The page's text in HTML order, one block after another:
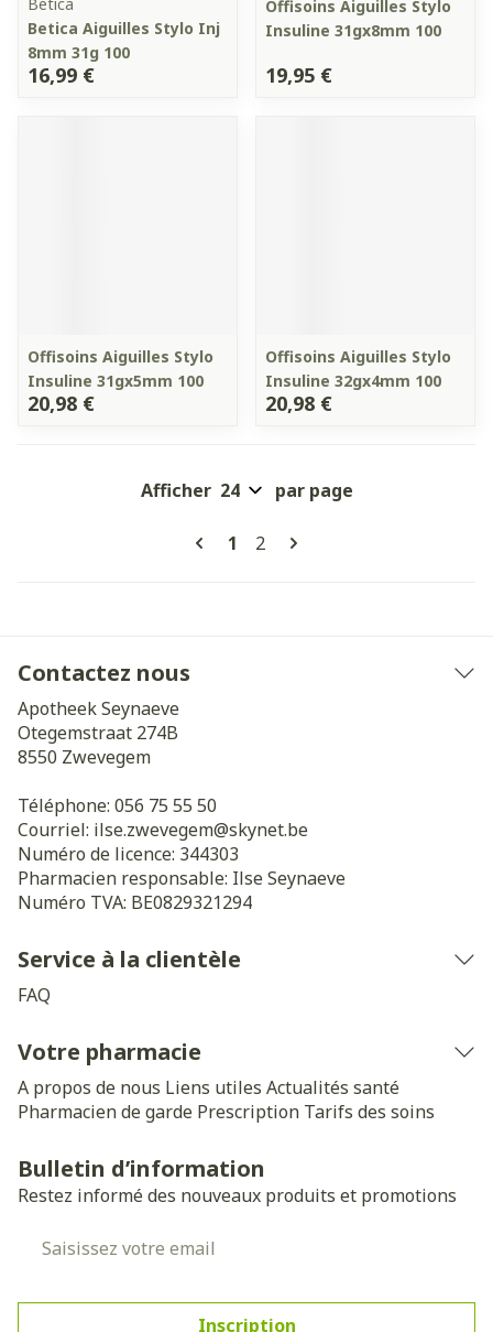
Betica Aiguilles Stylo Inj
8mm 31g 100
16,99 €
Offisoins Aiguilles Stylo
Insuline 31gx8mm 100
19,95 €
Offisoins Aiguilles Stylo
Insuline 31gx5mm 100
20,98 €
Offisoins Aiguilles Stylo
Insuline 32gx4mm 100
20,98 €
Pages
Vous lisez actuellement la
1 Page
2
Afficher par page
Contactez nous
Apotheek Seynaeve
Otegemstraat 274B
8550 Zwevegem
Téléphone: 056 75 55 50
Courriel: ilse.zwevegem@skynet.be
Numéro de licence: 344303
Pharmacien responsable: Ilse Seynaeve
Numéro TVA: BE0829321294
Service à la clientèle
FAQ
Votre pharmacie
A propos de nous Liens utiles Actualités santé
Pharmacien de garde Prescription Tarifs des soins
Bulletin d’information
Restez informé des nouveaux produits et promotions
Inscription